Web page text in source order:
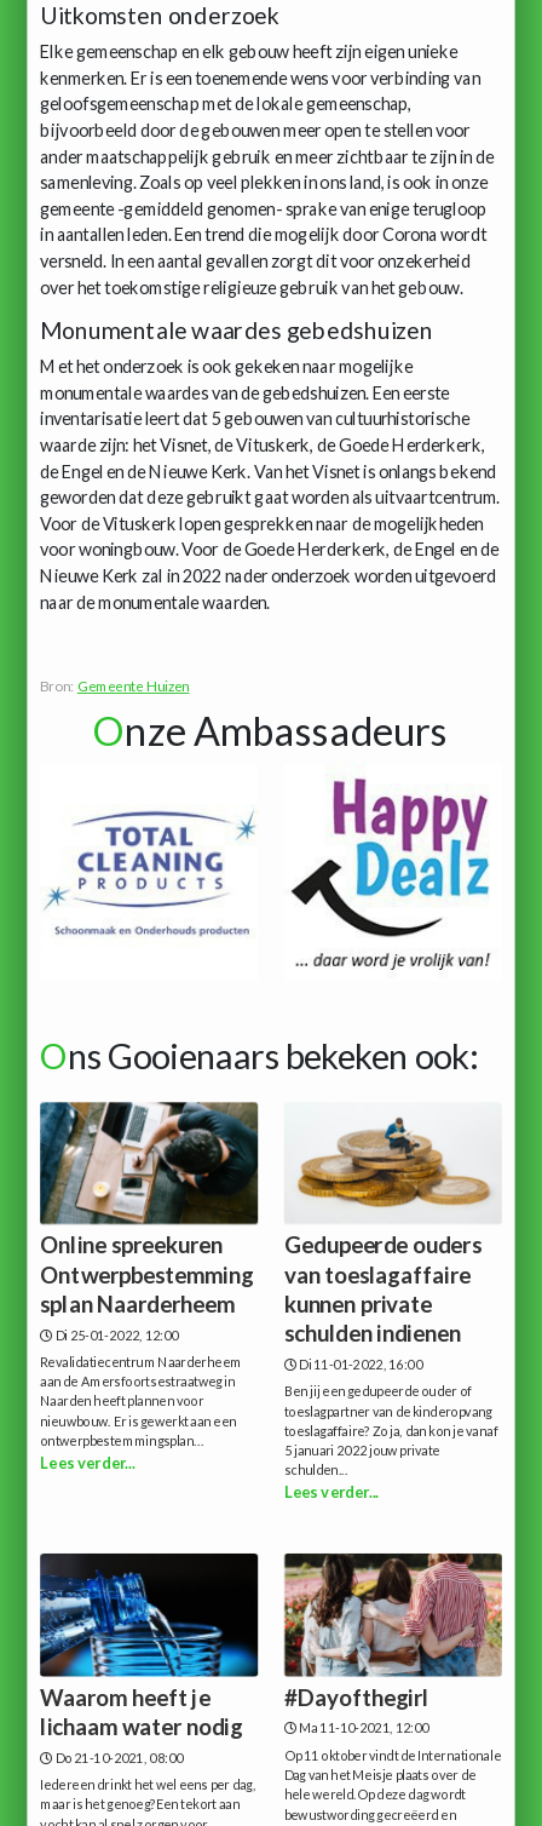
Uitkomsten onderzoek
Elke gemeenschap en elk gebouw heeft zijn eigen unieke
kenmerken. Er is een toenemende wens voor verbinding van
geloofsgemeenschap met de lokale gemeenschap,
bijvoorbeeld door de gebouwen meer open te stellen voor
ander maatschappelijk gebruik en meer zichtbaar te zijn in de
samenleving. Zoals op veel plekken in ons land, is ook in onze
gemeente -gemiddeld genomen- sprake van enige terugloop
in aantallen leden. Een trend die mogelijk door Corona wordt
versneld. In een aantal gevallen zorgt dit voor onzekerheid
over het toekomstige religieuze gebruik van het gebouw.
Monumentale waardes gebedshuizen
Met het onderzoek is ook gekeken naar mogelijke
monumentale waardes van de gebedshuizen. Een eerste
inventarisatie leert dat 5 gebouwen van cultuurhistorische
waarde zijn: het Visnet, de Vituskerk, de Goede Herderkerk,
de Engel en de Nieuwe Kerk. Van het Visnet is onlangs bekend
geworden dat deze gebruikt gaat worden als uitvaartcentrum.
Voor de Vituskerk lopen gesprekken naar de mogelijkheden
voor woningbouw. Voor de Goede Herderkerk, de Engel en de
Nieuwe Kerk zal in 2022 nader onderzoek worden uitgevoerd
naar de monumentale waarden.
Bron: Gemeente Huizen
Onze Ambassadeurs
Ons Gooienaars bekeken ook:
Online spreekuren
Ontwerpbestemming
splan Naarderheem
Di 25-01-2022, 12:00
Revalidatiecentrum Naarderheem
aan de Amersfoortsestraatweg in
Naarden heeft plannen voor
nieuwbouw. Er is gewerkt aan een
ontwerpbestemmingsplan...
Lees verder...
Gedupeerde ouders
van toeslagaffaire
kunnen private
schulden indienen
Di 11-01-2022, 16:00
Ben jij een gedupeerde ouder of
toeslagpartner van de kinderopvang
toeslagaffaire? Zo ja, dan kon je vanaf
5 januari 2022 jouw private
schulden...
Lees verder...
Waarom heeft je
lichaam water nodig
Do 21-10-2021, 08:00
Iedereen drinkt het wel eens per dag,
maar is het genoeg?Een tekort aan
#Dayofthegirl
Ma 11-10-2021, 12:00
Op 11 oktober vindt de Internationale
Dag van het Meisje plaats over de
hele wereld.Op deze dag wordt
bewustwording gecreëerd en